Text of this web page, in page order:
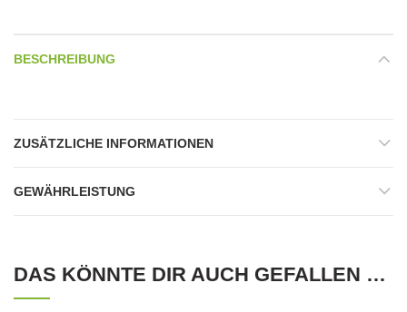
BESCHREIBUNG
ZUSÄTZLICHE INFORMATIONEN
GEWÄHRLEISTUNG
DAS KÖNNTE DIR AUCH GEFALLEN …